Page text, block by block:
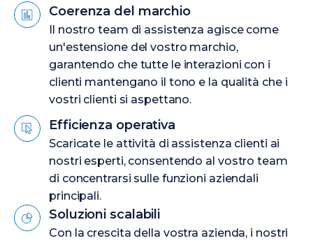
Coerenza del marchio
Il nostro team di assistenza agisce come
un'estensione del vostro marchio,
garantendo che tutte le interazioni con i
clienti mantengano il tono e la qualità che i
vostri clienti si aspettano.
Efficienza operativa
Scaricate le attività di assistenza clienti ai
nostri esperti, consentendo al vostro team
di concentrarsi sulle funzioni aziendali
principali.
Soluzioni scalabili
Con la crescita della vostra azienda, i nostri